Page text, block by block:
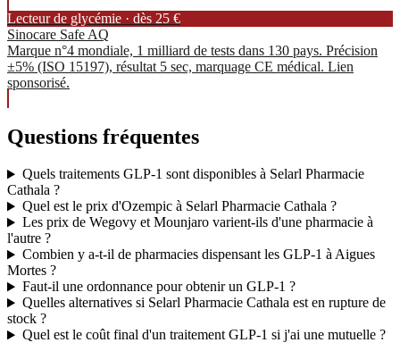
Lecteur de glycémie · dès 25 €
Sinocare Safe AQ
Marque n°4 mondiale, 1 milliard de tests dans 130 pays. Précision
±5% (ISO 15197), résultat 5 sec, marquage CE médical. Lien
sponsorisé.
Questions fréquentes
Quels traitements GLP-1 sont disponibles à Selarl Pharmacie
Cathala ?
Quel est le prix d'Ozempic à Selarl Pharmacie Cathala ?
Les prix de Wegovy et Mounjaro varient-ils d'une pharmacie à
l'autre ?
Combien y a-t-il de pharmacies dispensant les GLP-1 à Aigues
Mortes ?
Faut-il une ordonnance pour obtenir un GLP-1 ?
Quelles alternatives si Selarl Pharmacie Cathala est en rupture de
stock ?
Quel est le coût final d'un traitement GLP-1 si j'ai une mutuelle ?